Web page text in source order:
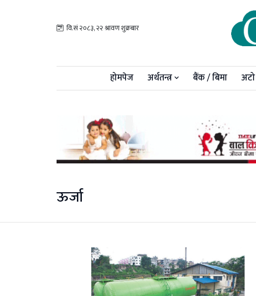
वि.सं २०८३, २२ श्रावण शुक्रबार
होमपेज अर्थतन्त्र बैंक / बिमा अटो
ऊर्जा